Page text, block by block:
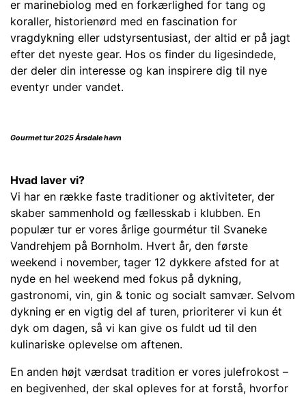
er marinebiolog med en forkærlighed for tang og
koraller, historienørd med en fascination for
vragdykning eller udstyrsentusiast, der altid er på jagt
efter det nyeste gear. Hos os finder du ligesindede,
der deler din interesse og kan inspirere dig til nye
eventyr under vandet.
Gourmet tur 2025 Årsdale havn
Hvad laver vi?
Vi har en række faste traditioner og aktiviteter, der
skaber sammenhold og fællesskab i klubben. En
populær tur er vores årlige gourmétur til Svaneke
Vandrehjem på Bornholm. Hvert år, den første
weekend i november, tager 12 dykkere afsted for at
nyde en hel weekend med fokus på dykning,
gastronomi, vin, gin & tonic og socialt samvær. Selvom
dykning er en vigtig del af turen, prioriterer vi kun ét
dyk om dagen, så vi kan give os fuldt ud til den
kulinariske oplevelse om aftenen.
En anden højt værdsat tradition er vores julefrokost –
en begivenhed, der skal opleves for at forstå, hvorfor